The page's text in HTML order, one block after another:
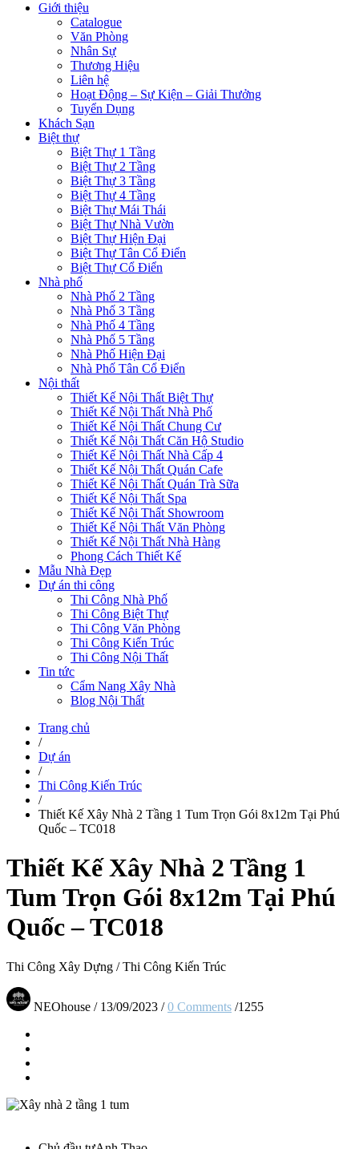
Giới thiệu
Catalogue
Văn Phòng
Nhân Sự
Thương Hiệu
Liên hệ
Hoạt Động – Sự Kiện – Giải Thưởng
Tuyển Dụng
Khách Sạn
Biệt thự
Biệt Thự 1 Tầng
Biệt Thự 2 Tầng
Biệt Thự 3 Tầng
Biệt Thự 4 Tầng
Biệt Thự Mái Thái
Biệt Thự Nhà Vườn
Biệt Thự Hiện Đại
Biệt Thự Tân Cổ Điển
Biệt Thự Cổ Điển
Nhà phố
Nhà Phố 2 Tầng
Nhà Phố 3 Tầng
Nhà Phố 4 Tầng
Nhà Phố 5 Tầng
Nhà Phố Hiện Đại
Nhà Phố Tân Cổ Điển
Nội thất
Thiết Kế Nội Thất Biệt Thự
Thiết Kế Nội Thất Nhà Phố
Thiết Kế Nội Thất Chung Cư
Thiết Kế Nội Thất Căn Hộ Studio
Thiết Kế Nội Thất Nhà Cấp 4
Thiết Kế Nội Thất Quán Cafe
Thiết Kế Nội Thất Quán Trà Sữa
Thiết Kế Nội Thất Spa
Thiết Kế Nội Thất Showroom
Thiết Kế Nội Thất Văn Phòng
Thiết Kế Nội Thất Nhà Hàng
Phong Cách Thiết Kế
Mẫu Nhà Đẹp
Dự án thi công
Thi Công Nhà Phố
Thi Công Biệt Thự
Thi Công Văn Phòng
Thi Công Kiến Trúc
Thi Công Nội Thất
Tin tức
Cẩm Nang Xây Nhà
Blog Nội Thất
Trang chủ
/
Dự án
/
Thi Công Kiến Trúc
/
Thiết Kế Xây Nhà 2 Tầng 1 Tum Trọn Gói 8x12m Tại Phú
Quốc – TC018
Thiết Kế Xây Nhà 2 Tầng 1
Tum Trọn Gói 8x12m Tại Phú
Quốc – TC018
Thi Công Xây Dựng /Thi Công Kiến Trúc
NEOhouse / 13/09/2023 / 0 Comments /1255